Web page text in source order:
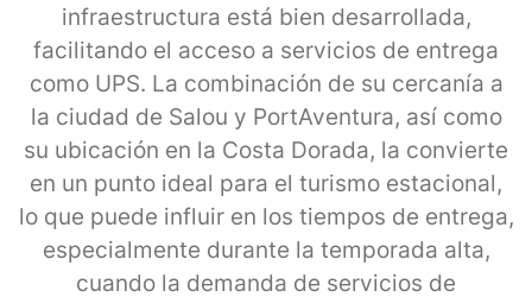
infraestructura está bien desarrollada,
facilitando el acceso a servicios de entrega
como UPS. La combinación de su cercanía a
la ciudad de Salou y PortAventura, así como
su ubicación en la Costa Dorada, la convierte
en un punto ideal para el turismo estacional,
lo que puede influir en los tiempos de entrega,
especialmente durante la temporada alta,
cuando la demanda de servicios de